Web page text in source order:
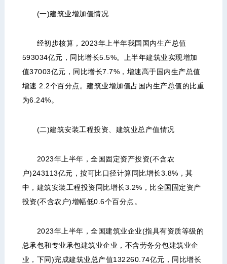
(一)建筑业增加值情况
经初步核算，2023年上半年我国国内生产总值
593034亿元，同比增长5.5%。上半年建筑业实现增加
值37003亿元，同比增长7.7%，增速高于国内生产总值
增速 2.2个百分点。建筑业增加值占国内生产总值的比重
为6.24%。
(二)建筑安装工程投资、建筑业总产值情况
2023年上半年，全国固定资产投资(不含农
户)243113亿元，按可比口径计算同比增长3.8%，其
中，建筑安装工程投资同比增长3.2%，比全国固定资产
投资(不含农户)增幅低0.6个百分点。
2023年上半年，全国建筑业企业(指具有资质等级的
总承包和专业承包建筑业企业，不含劳务分包建筑业企
业，下同)完成建筑业总产值132260.74亿元，同比增长